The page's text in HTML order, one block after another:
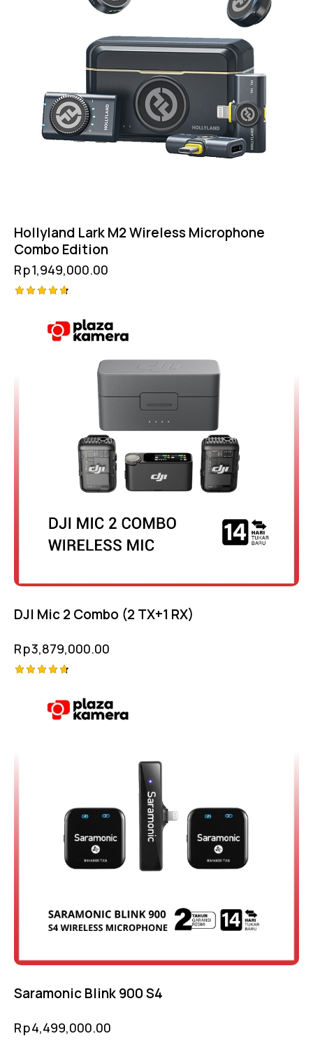
Hollyland Lark M2 Wireless Microphone
Combo Edition
Rp1,949,000.00
out of 5
DJI Mic 2 Combo (2 TX+1 RX)
Rp3,879,000.00
out of 5
Saramonic Blink 900 S4
Rp4,499,000.00